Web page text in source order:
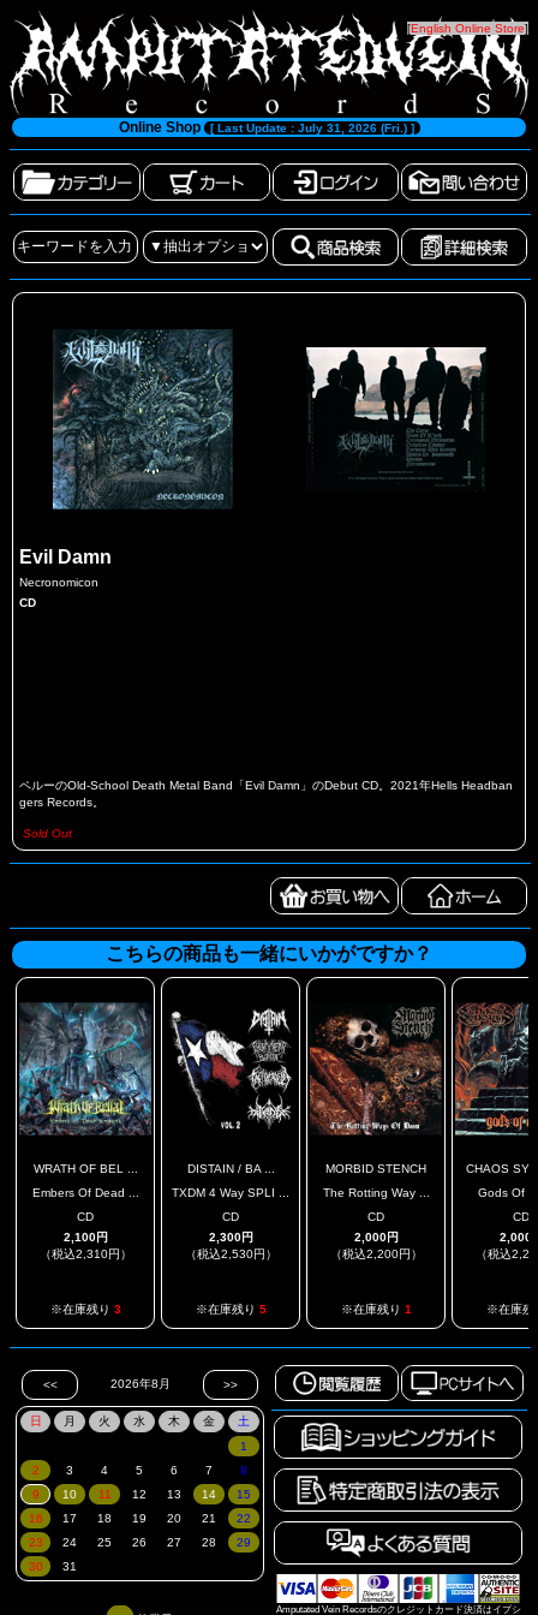
[English Online Store]
Online Shop [ Last Update : July 31, 2026 (Fri.) ]
Evil Damn
Necronomicon
CD
ペルーのOld-School Death Metal Band「Evil Damn」のDebut CD。2021年Hells Headban
gers Records。
Sold Out
こちらの商品も一緒にいかがですか？
WRATH OF BEL ...
Embers Of Dead ...
CD
2,100円
（税込2,310円）
※在庫残り 3
DISTAIN / BA ...
TXDM 4 Way SPLI ...
CD
2,300円
（税込2,530円）
※在庫残り 5
MORBID STENCH
The Rotting Way ...
CD
2,000円
（税込2,200円）
※在庫残り 1
CHAOS
Gods Of
CD
2,000
（税込
※在庫残
Amputated Vein Recordsのクレジットカード決済はイプシ